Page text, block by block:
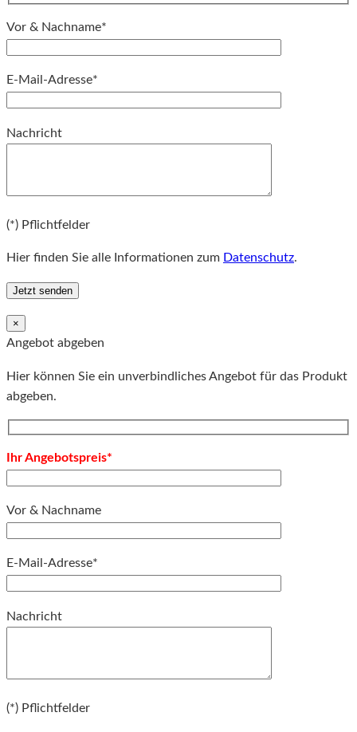
Vor & Nachname*
E-Mail-Adresse*
Nachricht
(*) Pflichtfelder
Hier finden Sie alle Informationen zum Datenschutz.
×
Angebot abgeben
Hier können Sie ein unverbindliches Angebot für das Produkt
abgeben.
Ihr Angebotspreis*
Vor & Nachname
E-Mail-Adresse*
Nachricht
(*) Pflichtfelder